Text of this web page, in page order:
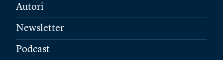
Autori
Newsletter
Podcast